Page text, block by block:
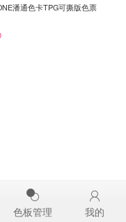
潘通色卡TPG可撕版色票
色板管理 我的